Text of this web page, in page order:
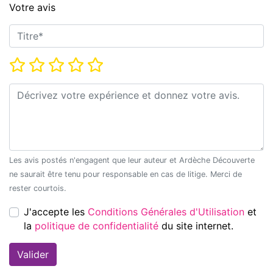
Votre avis
Titre*
Note*
Commentaire*
Les avis postés n'engagent que leur auteur et Ardèche Découverte
ne saurait être tenu pour responsable en cas de litige. Merci de
rester courtois.
J'accepte les Conditions Générales d'Utilisation et
la
politique de confidentialité du site internet.